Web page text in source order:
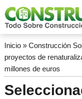
Inicio» Construcción
proyectos de
millones de euros